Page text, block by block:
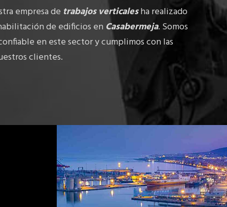
empresa de trabajos verticalesha realizado
de edificios en Casabermeja. Somos
en este sector y cumplimos con las
clientes.